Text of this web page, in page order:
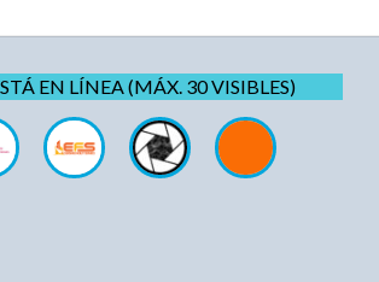
EN LÍNEA (MÁX. 30 VISIBLES)